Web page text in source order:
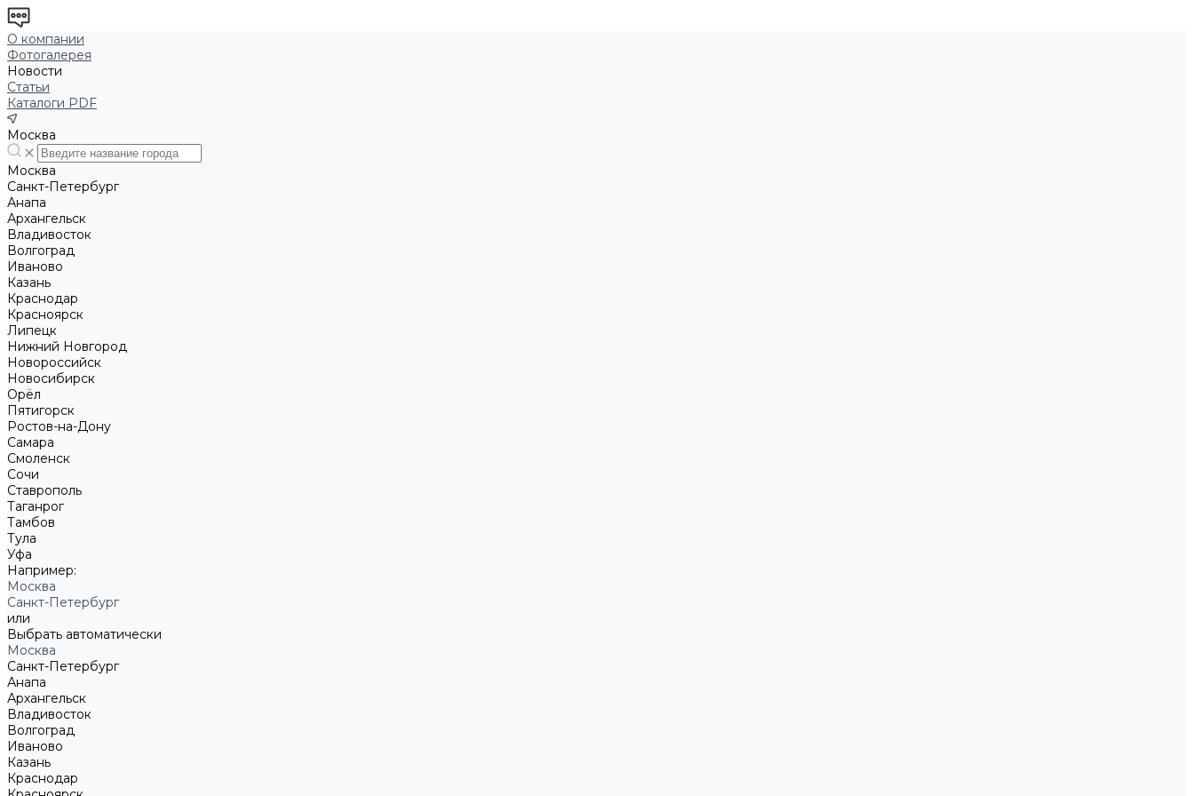
О компании
Фотогалерея
Новости
Статьи
Каталоги PDF
Москва
Москва
Санкт-Петербург
Анапа
Архангельск
Владивосток
Волгоград
Иваново
Казань
Краснодар
Красноярск
Липецк
Нижний Новгород
Новороссийск
Новосибирск
Орёл
Пятигорск
Ростов-на-Дону
Самара
Смоленск
Сочи
Ставрополь
Таганрог
Тамбов
Тула
Уфа
Например:
Москва
Санкт-Петербург
или
Выбрать автоматически
Москва
Санкт-Петербург
Анапа
Архангельск
Владивосток
Волгоград
Иваново
Казань
Краснодар